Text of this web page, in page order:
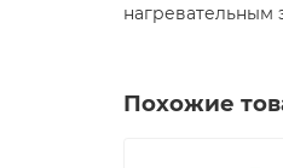
нагревательным
Похожие